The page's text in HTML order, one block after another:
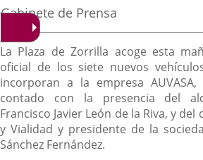
la
noticia
Fuente
la
noticia
Gabinete de Prensa
Descripción
La Plaza de Zorrilla acoge esta
oficial de los siete nuevos
incorporan a la empresa
contado con la presencia del
Francisco Javier León de la Riva, y
y Vialidad y presidente de la
Sánchez Fernández.